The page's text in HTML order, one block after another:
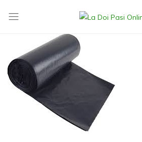
Doi
Pasi
Online
ce
îți
dorești,
preț